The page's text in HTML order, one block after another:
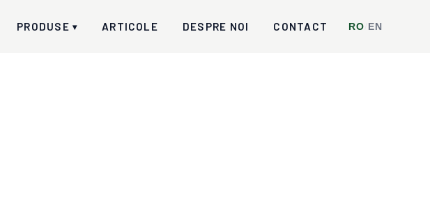
PRODUSE ▾ ARTICOLE DESPRE NOI CONTACT RO EN